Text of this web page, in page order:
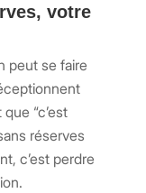
votre
peut se faire
“c’est
réserves
c’est perdre